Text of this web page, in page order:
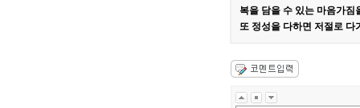
복을 담을 수 있는 마음가짐
또 정성을 다하면 저절로 다